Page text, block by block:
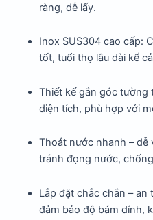
ràng, dễ lấy.
Inox SUS304 cao cấp:
tốt, tuổi thọ lâu dài kể
Thiết kế gắn góc tường
diện tích, phù hợp với
Thoát nước nhanh – dễ
tránh đọng nước,
Lắp đặt chắc chắn – an
đảm bảo độ bám dính,